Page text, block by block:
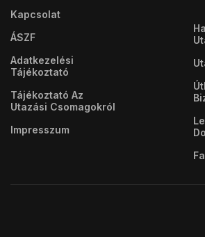
Kapcsolat
ÁSZF
Adatkezelési
Tájékoztató
Tájékoztató Az
Utazási Csomagokról
Impresszum